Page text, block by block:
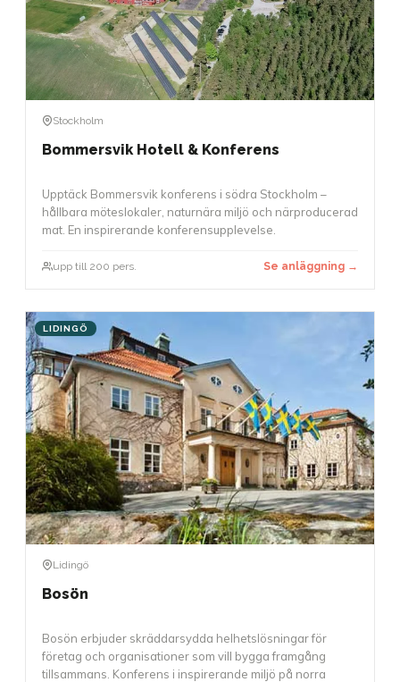
Stockholm
Bommersvik Hotell & Konferens
Upptäck Bommersvik konferens i södra Stockholm –
hållbara möteslokaler, naturnära miljö och närproducerad
mat. En inspirerande konferensupplevelse.
upp till 200 pers. Se anläggning →
LIDINGÖ
Lidingö
Bosön
Bosön erbjuder skräddarsydda helhetslösningar för
företag och organisationer som vill bygga framgång
tillsammans. Konferens i inspirerande miljö på norra